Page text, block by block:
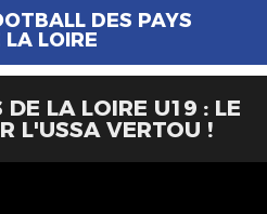
DES PAYS
LA LOIRE
DE LA LOIRE U19 : LE
L'USSA VERTOU !